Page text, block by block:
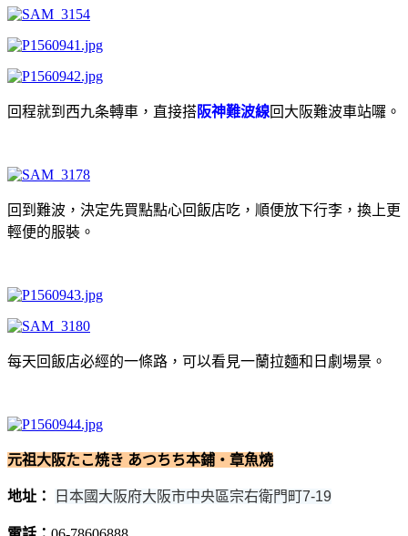
回程就到西九条轉車，直接搭阪神難波線回大阪難波車站囉。
回到難波，決定先買點點心回飯店吃，順便放下行李，換上更
輕便的服裝。
每天回飯店必經的一條路，可以看見一蘭拉麵和日劇場景。
元祖大阪たこ焼き あつちち本鋪‧章魚燒
地址： 日本國大阪府大阪市中央區宗右衛門町7-19